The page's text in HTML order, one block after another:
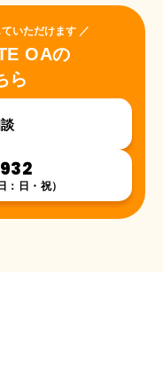
いただけます ／
OAの
ら
日・祝）